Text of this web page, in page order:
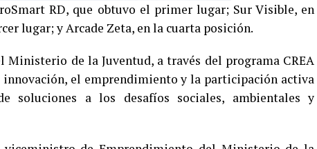
RD, que obtuvo el primer lugar; Sur Visible, en
lugar; y Arcade Zeta, en la cuarta posición.
de la Juventud, a través del programa CREA
el emprendimiento y la participación activa
soluciones a los desafíos sociales, ambientales y